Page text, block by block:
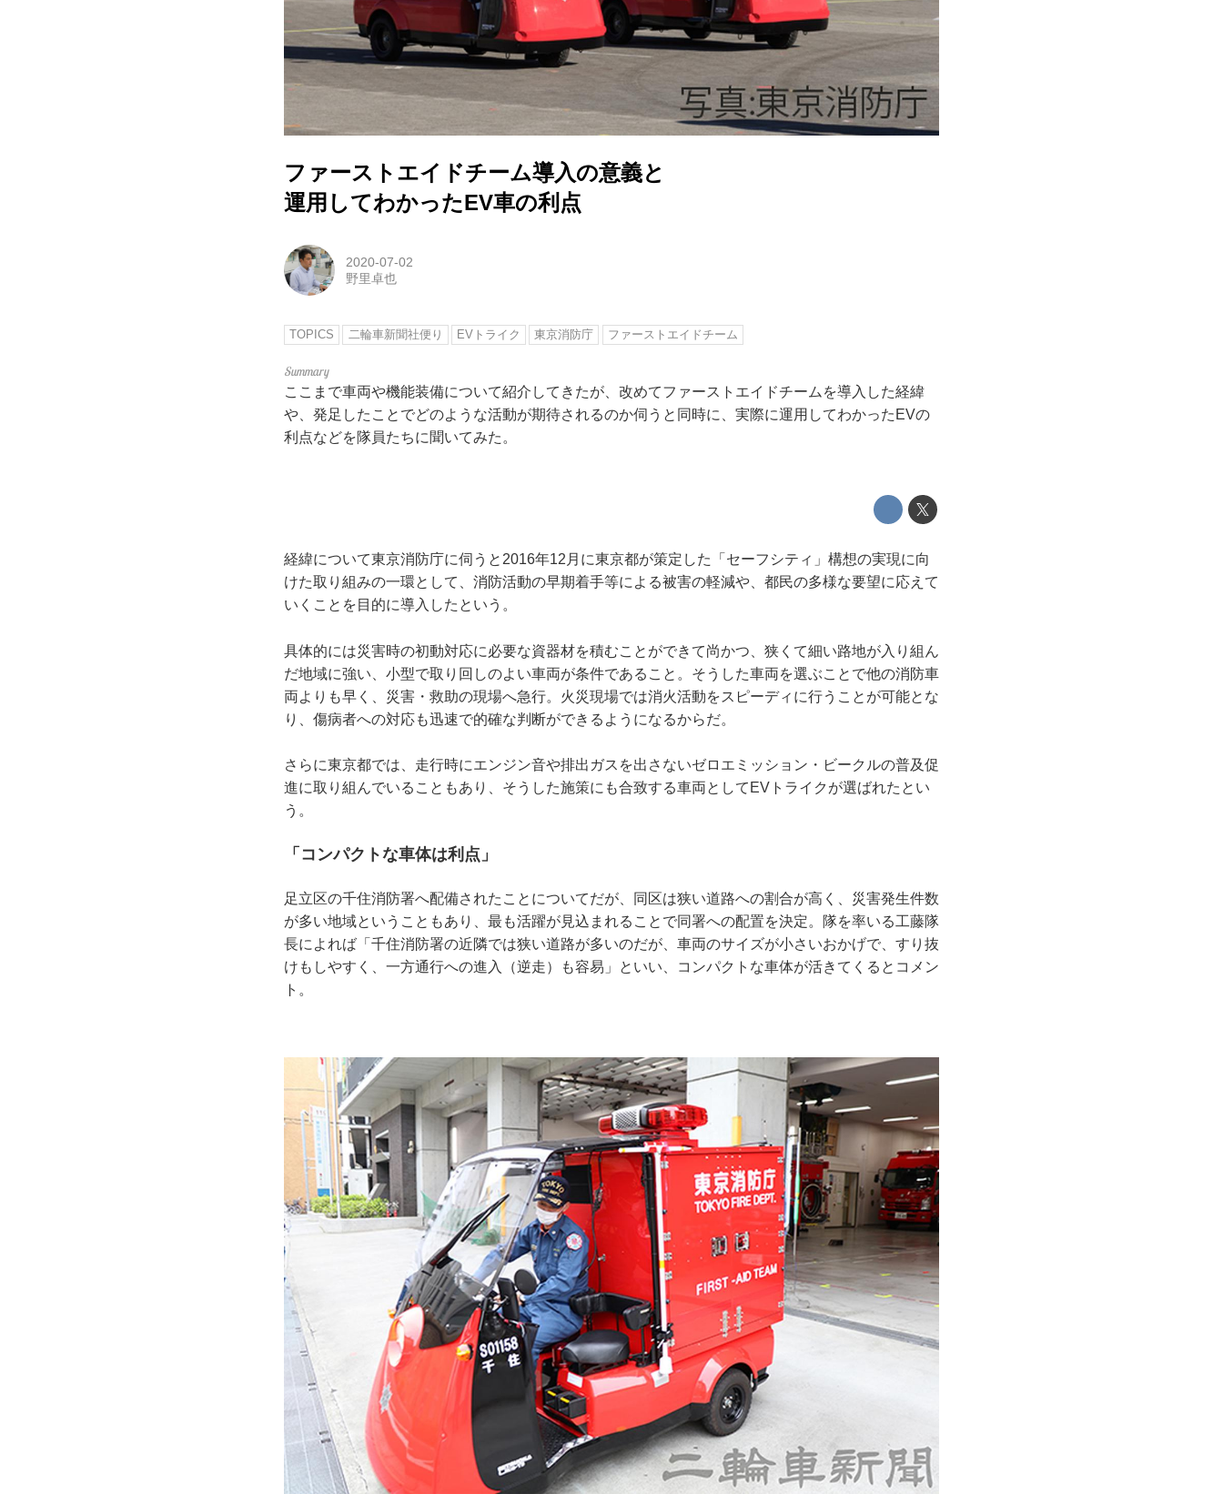
ファーストエイドチーム導入の意義と
運用してわかったEV車の利点
2020-07-02
野里卓也
TOPICS 二輪車新聞社便り EVトライク 東京消防庁 ファーストエイドチーム
ここまで車両や機能装備について紹介してきたが、改めてファーストエイドチームを導入した経緯
や、発足したことでどのような活動が期待されるのか伺うと同時に、実際に運用してわかったEVの
利点などを隊員たちに聞いてみた。
経緯について東京消防庁に伺うと2016年12月に東京都が策定した「セーフシティ」構想の実現に向
けた取り組みの一環として、消防活動の早期着手等による被害の軽減や、都民の多様な要望に応えて
いくことを目的に導入したという。
具体的には災害時の初動対応に必要な資器材を積むことができて尚かつ、狭くて細い路地が入り組ん
だ地域に強い、小型で取り回しのよい車両が条件であること。そうした車両を選ぶことで他の消防車
両よりも早く、災害・救助の現場へ急行。火災現場では消火活動をスピーディに行うことが可能とな
り、傷病者への対応も迅速で的確な判断ができるようになるからだ。
さらに東京都では、走行時にエンジン音や排出ガスを出さないゼロエミッション・ビークルの普及促
進に取り組んでいることもあり、そうした施策にも合致する車両としてEVトライクが選ばれたとい
う。
「コンパクトな車体は利点」
足立区の千住消防署へ配備されたことについてだが、同区は狭い道路への割合が高く、災害発生件数
が多い地域ということもあり、最も活躍が見込まれることで同署への配置を決定。隊を率いる工藤隊
長によれば「千住消防署の近隣では狭い道路が多いのだが、車両のサイズが小さいおかげで、すり抜
けもしやすく、一方通行への進入（逆走）も容易」といい、コンパクトな車体が活きてくるとコメン
ト。